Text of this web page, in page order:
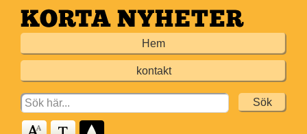
Hoppa
till
Hem
kontakt
Search
for: